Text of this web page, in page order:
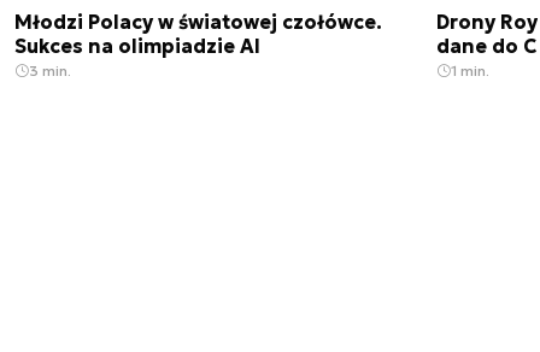
Młodzi Polacy w światowej czołówce.
Sukces na olimpiadzie AI
3 min.
Drony
dane do
1 min.